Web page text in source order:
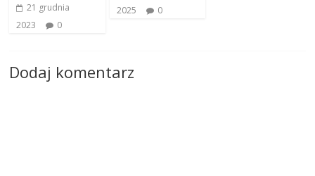
21 grudnia
2023
0
2025
0
Dodaj komentarz